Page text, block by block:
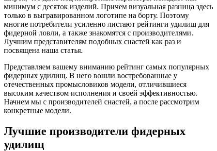
минимум с десяток изделий. Причем визуальная разница здесь
только в выгравированном логотипе на борту. Поэтому
многие потребители усиленно листают рейтинги удилищ для
фидерной ловли, а также знакомятся с производителями.
Лучшим представителям подобных снастей как раз и
посвящена наша статья.
Представляем вашему вниманию рейтинг самых популярных
фидерных удилищ. В него вошли востребованные у
отечественных промысловиков модели, отличившиеся
высоким качеством исполнения и своей эффективностью.
Начнем мы с производителей снастей, а после рассмотрим
конкретные модели.
Лучшие производители фидерных
удилищ